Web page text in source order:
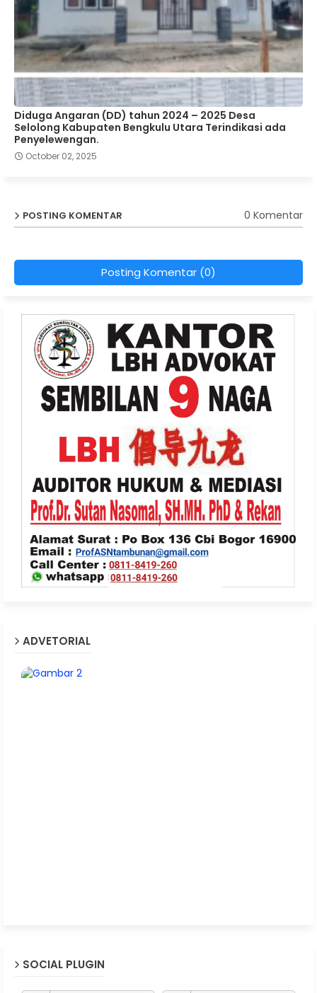
Diduga Angaran (DD) tahun 2024 – 2025 Desa
Selolong Kabupaten Bengkulu Utara Terindikasi ada
Penyelewengan.
October 02, 2025
POSTING KOMENTAR 0 Komentar
Posting Komentar (0)
ADVETORIAL
SOCIAL PLUGIN